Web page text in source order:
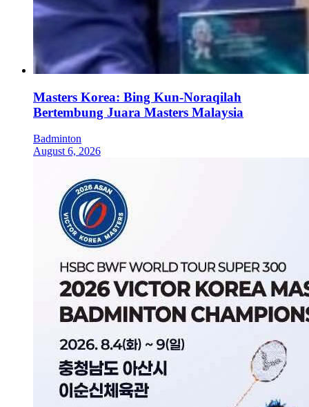
Masters Korea: Bing Kun-Noraqilah
Bertembung Juara Masters Malaysia
Badminton
August 6, 2026